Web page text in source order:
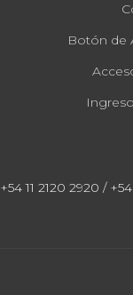
Botón de
+54 11 2120 2920 /